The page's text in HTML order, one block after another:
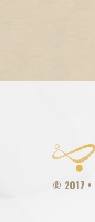
© 2017 •